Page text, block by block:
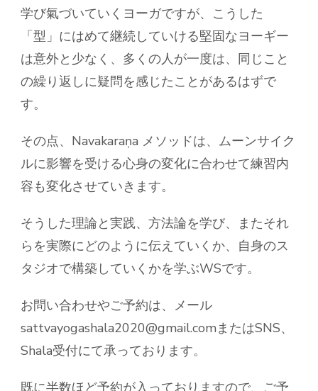
学び氣づいていくヨーガですが、こうした
「型」にはめて継続していける堅固なヨーギー
は意外と少なく、多くの人が一度は、同じこと
の繰り返しに疑問を感じたことがあるはずで
す。
その点、Navakaraṇa メソッドは、ムーンサイク
ルに影響を受ける心身の変化に合わせて練習内
容も変化させていきます。
そうした理論と実践、方法論を学び、またそれ
らを実際にどのように伝えていくか、自身のス
タジオで構築していくかを学ぶWSです。
お問い合わせやご予約は、メール
sattvayogashala2020@gmail.comまたはSNS、
Shala受付にて承っております。
既に半数ほど予約が入っておりますので、ご予